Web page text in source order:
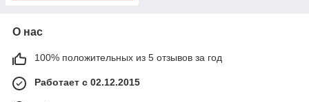
О нас
100% положительных из 5 отзывов за год
Работает с 02.12.2015